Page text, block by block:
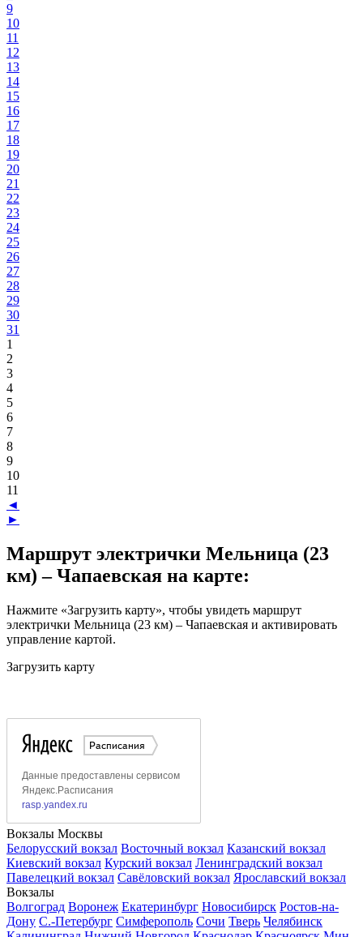
9
10
11
12
13
14
15
16
17
18
19
20
21
22
23
24
25
26
27
28
29
30
31
1
2
3
4
5
6
7
8
9
10
11
◄
►
Маршрут электрички Мельница (23
км) – Чапаевская на карте:
Нажмите «Загрузить карту», чтобы увидеть маршрут
электрички Мельница (23 км) – Чапаевская и активировать
управление картой.
Загрузить карту
Вокзалы Москвы
Белорусский вокзал Восточный вокзал Казанский вокзал
Киевский вокзал Курский вокзал Ленинградский вокзал
Павелецкий вокзал Савёловский вокзал Ярославский вокзал
Вокзалы
Волгоград Воронеж Екатеринбург Новосибирск Ростов-на-
Дону С.-Петербург Симферополь Сочи Тверь Челябинск